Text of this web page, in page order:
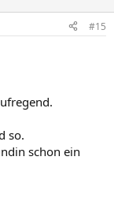
#15
so.
schon ein